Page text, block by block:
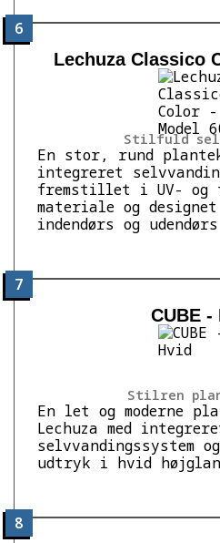
6
Stilfuld
Lechuza Classico
En stor, rund
integreret
fremstillet i UV- og
materiale og
indendørs og
7
Stilren
CUBE -
En let og moderne
Lechuza med
udtryk i hvid
8